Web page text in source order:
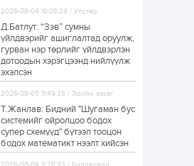
Өнөөдөр сондгой
тоогоор төгссөн
автомашинтай иргэд
бензин авна
ЗГ: Шатахууны
хангамж,
нийлүүлэлтийг
тогтворжуулах
асуудлыг хэлэлцэж
байна
1 өдөр 0
2026-08-04 10:08:29 / Улстөр
Д.Батлут: “Зэв” сумны
үйлдвэрийг ашиглалтад оруулж,
гурван нэр төрлийг үйлдвэрлэн
дотоодын хэрэгцээнд нийлүүлж
эхэлсэн
2026-08-05 11:49:38 / Эдийн засаг
Т.Жанлав: Бидний "Шугаман бус
системийг ойролцоо бодох
супер схемүүд" бүтээл тооцон
бодох математикт нээлт хийсэн